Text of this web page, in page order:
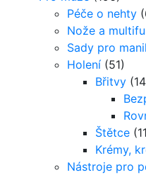
Péče o nehty
Nože a
Sady pro
Holení (51)
Břitvy
Štětce
Krémy,
Nástroje pro